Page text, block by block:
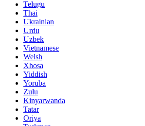
Telugu
Thai
Ukrainian
Urdu
Uzbek
Vietnamese
Welsh
Xhosa
Yiddish
Yoruba
Zulu
Kinyarwanda
Tatar
Oriya